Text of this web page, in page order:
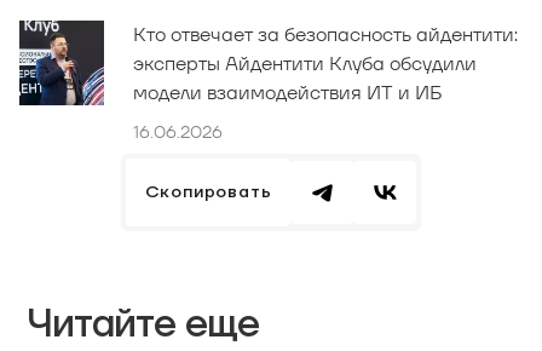
Кто отвечает за безопасность айдентити:
эксперты Айдентити Клуба обсудили
модели взаимодействия ИТ и ИБ
16.06.2026
Скопировать
Читайте еще